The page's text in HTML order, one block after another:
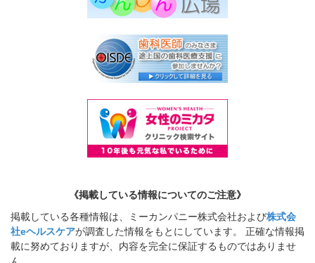
《掲載している情報についてのご注意》
掲載している各種情報は、ミーカンパニー株式会社および株式会
社eヘルスケアが調査した情報をもとにしています。 正確な情報掲
載に努めておりますが、内容を完全に保証するものではありませ